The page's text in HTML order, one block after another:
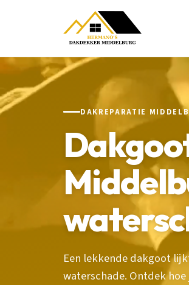
DAKREPARATIE
Een lekkende dakgoot
waterschade. Ontdek